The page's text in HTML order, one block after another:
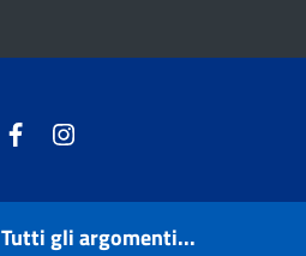
Facebook
Tutti gli argomenti...